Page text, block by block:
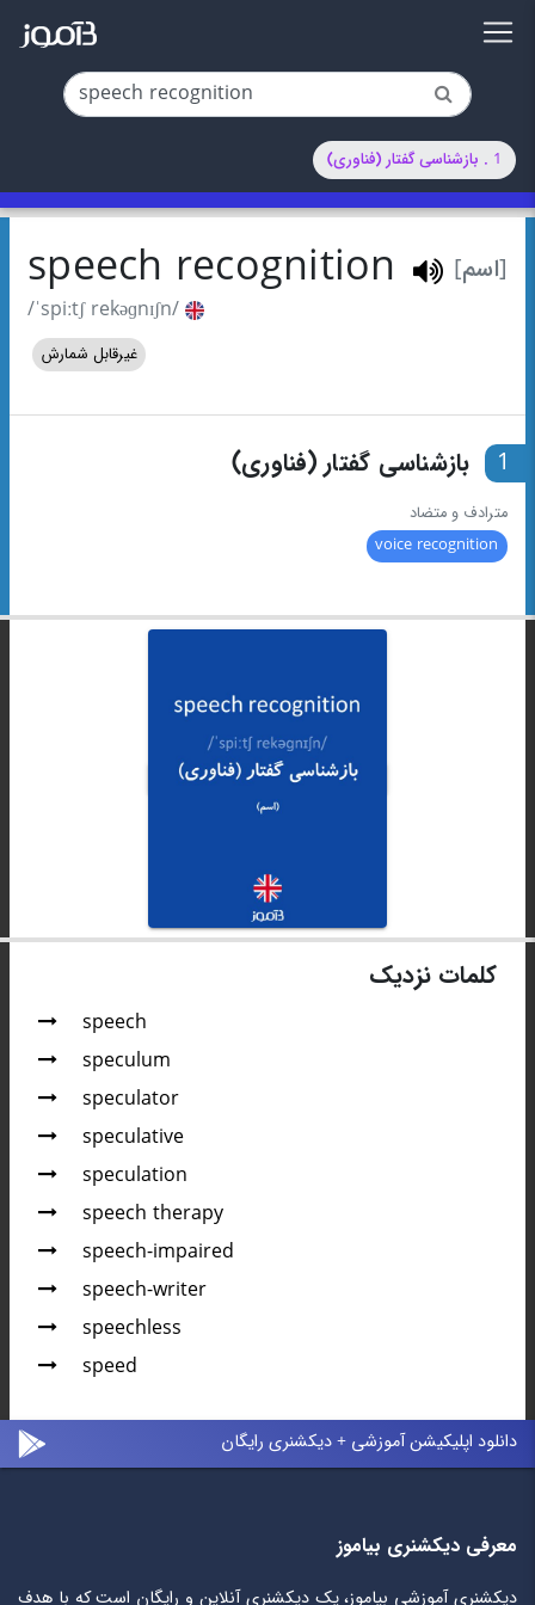
1 . بازشناسی گفتار (فناوری)
[اسم] speech recognition
/ˈspiːtʃ rekəɡnɪʃn/
غیرقابل شمارش
1 بازشناسی گفتار (فناوری)
مترادف و متضاد
voice recognition
کلمات نزدیک
speech
speculum
speculator
speculative
speculation
speech therapy
speech-impaired
speech-writer
speechless
speed
دانلود اپلیکیشن آموزشی + دیکشنری رایگان
معرفی دیکشنری بیاموز
دیکشنری آموزشی بیاموز، یک دیکشنری آنلاین و رایگان است که با هدف